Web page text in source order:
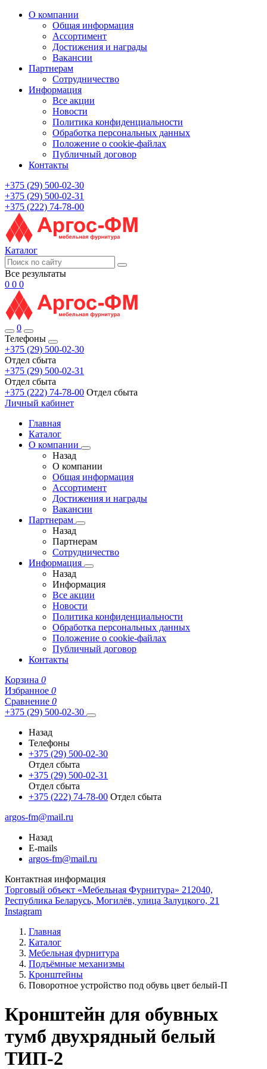
О компании
Общая информация
Ассортимент
Достижения и награды
Вакансии
Партнерам
Сотрудничество
Информация
Все акции
Новости
Политика конфиденциальности
Обработка персональных данных
Положение о cookie-файлах
Публичный договор
Контакты
+375 (29) 500-02-30
+375 (29) 500-02-31
+375 (222) 74-78-00
Каталог
Все результаты
0 0 0
0
Телефоны
+375 (29) 500-02-30
Отдел сбыта
+375 (29) 500-02-31
Отдел сбыта
+375 (222) 74-78-00 Отдел сбыта
Личный кабинет
Главная
Каталог
О компании
Назад
О компании
Общая информация
Ассортимент
Достижения и награды
Вакансии
Партнерам
Назад
Партнерам
Сотрудничество
Информация
Назад
Информация
Все акции
Новости
Политика конфиденциальности
Обработка персональных данных
Положение о cookie-файлах
Публичный договор
Контакты
Корзина 0
Избранное 0
Сравнение 0
+375 (29) 500-02-30
Назад
Телефоны
+375 (29) 500-02-30
Отдел сбыта
+375 (29) 500-02-31
Отдел сбыта
+375 (222) 74-78-00 Отдел сбыта
argos-fm@mail.ru
Назад
E-mails
argos-fm@mail.ru
Контактная информация
Торговый объект «Мебельная Фурнитура» 212040,
Республика Беларусь, Могилёв, улица Залуцкого, 21
Instagram
Главная
Каталог
Мебельная фурнитура
Подъёмные механизмы
Кронштейны
Поворотное устройство под обувь цвет белый-П
Кронштейн для обувных
тумб двухрядный белый
ТИП-2